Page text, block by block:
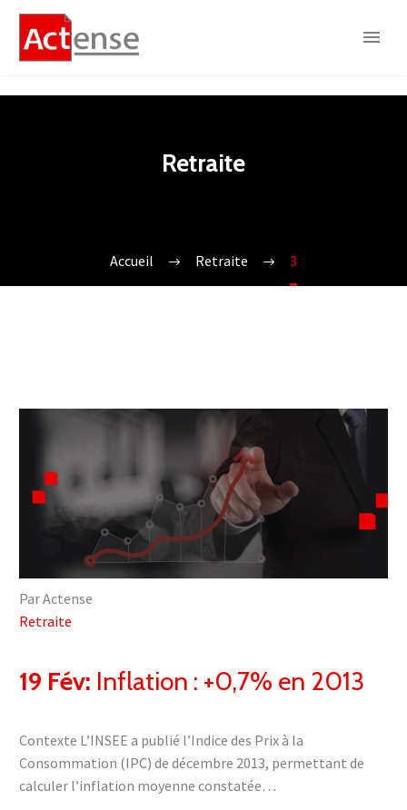
Retraite
Accueil Retraite 3
Par Actense
Retraite
19 Fév: Inflation : +0,7% en 2013
Contexte L’INSEE a publié l’Indice des Prix à la
Consommation (IPC) de décembre 2013, permettant de
calculer l’inflation moyenne constatée…